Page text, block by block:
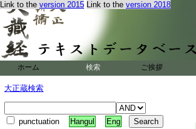
Link to the version 2015 Link to the version 2018
ホーム 検索 ご挨拶
大正蔵検索
punctuation Hangul Eng